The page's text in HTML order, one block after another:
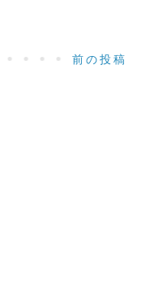
前の投稿